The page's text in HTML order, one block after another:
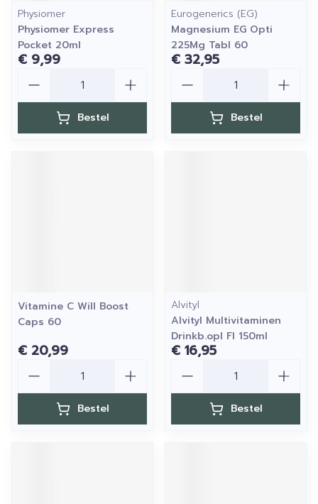
Physiomer
Physiomer Express
Pocket 20ml
€ 9,99
Bestel
Eurogenerics (EG)
Magnesium EG Opti
225Mg Tabl 60
€ 32,95
Bestel
Vitamine C Will Boost
Caps 60
€ 20,99
Bestel
Alvityl
Alvityl Multivitaminen
Drinkb.opl Fl 150ml
€ 16,95
Bestel